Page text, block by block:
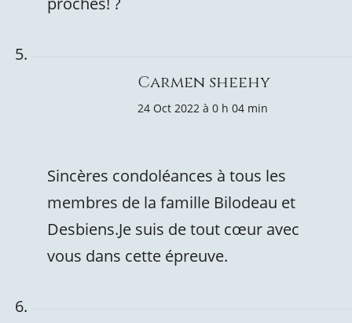
Carmen sheehy
24 Oct 2022 à 0 h 04 min
Sincères condoléances à tous les
membres de la famille Bilodeau et
Desbiens.Je suis de tout cœur avec
vous dans cette épreuve.